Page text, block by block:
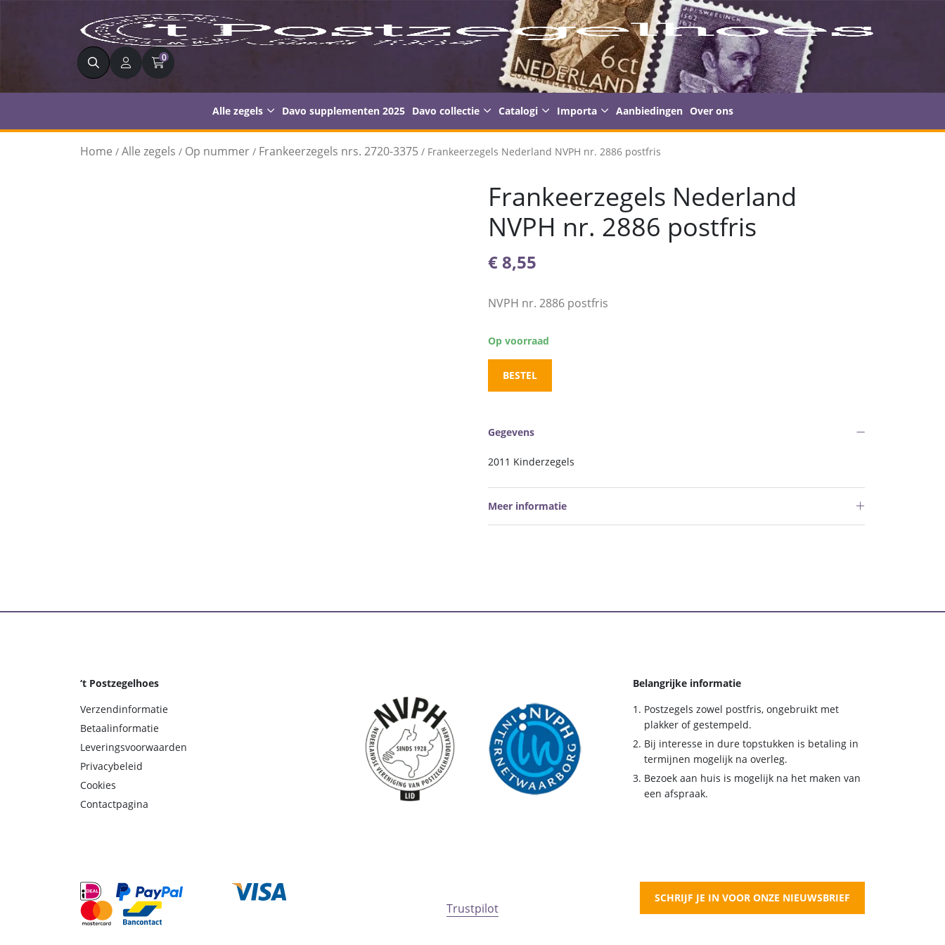
Zoeken 0
Alle zegels Davo supplementen 2025 Davo collectie Catalogi Importa Aanbiedingen Over ons
Home / Alle zegels / Op nummer / Frankeerzegels nrs. 2720-3375 / Frankeerzegels Nederland NVPH nr. 2886 postfris
Frankeerzegels Nederland
NVPH nr. 2886 postfris
€ 8,55
NVPH nr. 2886 postfris
Op voorraad
BESTEL
Gegevens
2011 Kinderzegels
Meer informatie
‘t Postzegelhoes
Verzendinformatie
Betaalinformatie
Leveringsvoorwaarden
Privacybeleid
Cookies
Contactpagina
Belangrijke informatie
Postzegels zowel postfris, ongebruikt met
plakker of gestempeld.
Bij interesse in dure topstukken is betaling in
termijnen mogelijk na overleg.
Bezoek aan huis is mogelijk na het maken van
een afspraak.
Trustpilot
SCHRIJF JE IN VOOR ONZE NIEUWSBRIEF